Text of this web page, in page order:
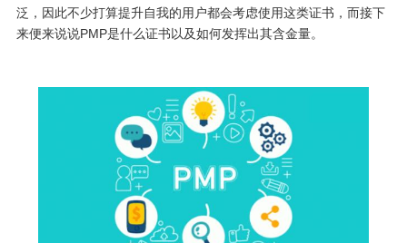
泛，因此不少打算提升自我的用户都会考虑使用这类证书，而接下
来便来说说PMP是什么证书以及如何发挥出其含金量。